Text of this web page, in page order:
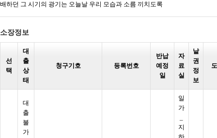
배하던 그 시기의 광기는 오늘날 우리 모습과 소름 끼치도록
소장정보
선
택
대
출
상
태
청구기호 등록번호
반납
예정
일
자
료
실
낱
권
정
보
대
출
불
가
일
가
지